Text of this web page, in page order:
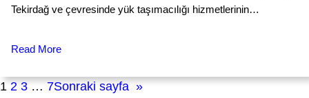
Tekirdağ ve çevresinde yük taşımacılığı hizmetlerinin…
Read More
1 2 3 … 7Sonraki sayfa »